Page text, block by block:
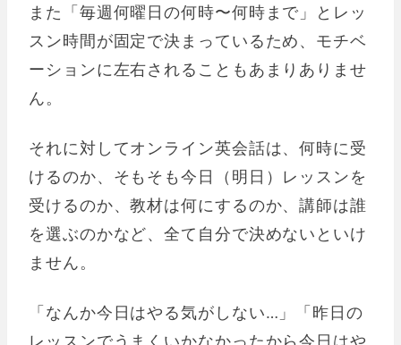
また「毎週何曜日の何時〜何時まで」とレッ
スン時間が固定で決まっているため、モチベ
ーションに左右されることもあまりありませ
ん。
それに対してオンライン英会話は、何時に受
けるのか、そもそも今日（明日）レッスンを
受けるのか、教材は何にするのか、講師は誰
を選ぶのかなど、全て自分で決めないといけ
ません。
「なんか今日はやる気がしない…」「昨日の